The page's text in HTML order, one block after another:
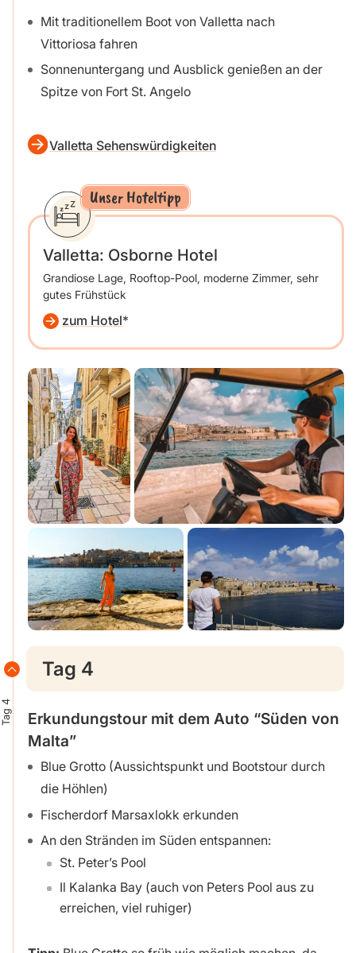
Mit traditionellem Boot von Valletta nach
Vittoriosa fahren
Sonnenuntergang und Ausblick genießen an der
Spitze von Fort St. Angelo
Valletta Sehenswürdigkeiten
Unser Hoteltipp
Valletta: Osborne Hotel
Grandiose Lage, Rooftop-Pool, moderne Zimmer, sehr
gutes Frühstück
zum Hotel
Tag 4
Tag 4
Erkundungstour mit dem Auto “Süden von
Malta”
Blue Grotto (Aussichtspunkt und Bootstour durch
die Höhlen)
Fischerdorf Marsaxlokk erkunden
An den Stränden im Süden entspannen:
St. Peter’s Pool
Il Kalanka Bay (auch von Peters Pool aus zu
erreichen, viel ruhiger)